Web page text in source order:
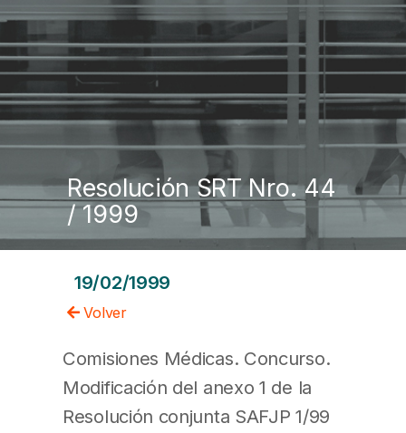
Resolución SRT Nro. 44
/ 1999
19/02/1999
Volver
Comisiones Médicas. Concurso.
Modificación del anexo 1 de la
Resolución conjunta SAFJP 1/99